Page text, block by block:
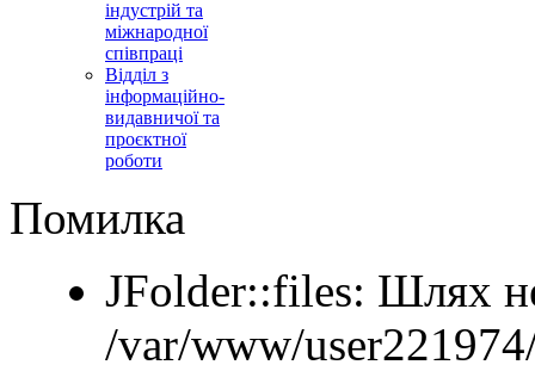
індустрій та
міжнародної
співпраці
Відділ з
інформаційно-
видавничої та
проєктної
роботи
Помилка
JFolder::files: Шлях
/var/www/